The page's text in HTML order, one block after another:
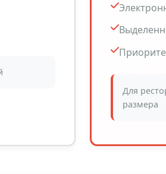
Для
размера